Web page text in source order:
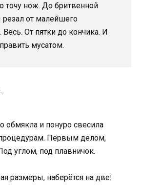
точу нож. До бритвенной
от малейшего
Весь. От пятки до кончика. И
мусатом.
обмякла и понуро свесила
процедурам. Первым делом,
углом, под плавничок.
размеры, наберётся на две: